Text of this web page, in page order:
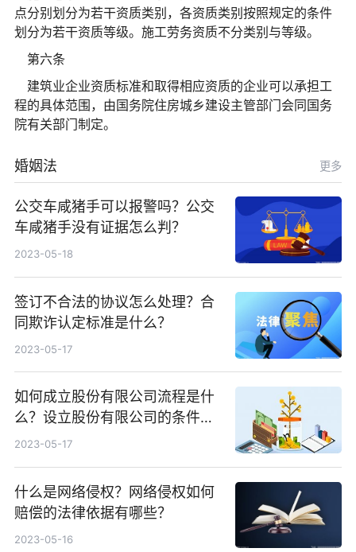
点分别划分为若干资质类别，各资质类别按照规定的条件
划分为若干资质等级。施工劳务资质不分类别与等级。
第六条
建筑业企业资质标准和取得相应资质的企业可以承担工
程的具体范围，由国务院住房城乡建设主管部门会同国务
院有关部门制定。
婚姻法 更多
公交车咸猪手可以报警吗？公交
车咸猪手没有证据怎么判？
2023-05-18
签订不合法的协议怎么处理？合
同欺诈认定标准是什么？
2023-05-17
如何成立股份有限公司流程是什
么？设立股份有限公司的条件是
什么？
2023-05-17
什么是网络侵权？网络侵权如何
赔偿的法律依据有哪些？
2023-05-16